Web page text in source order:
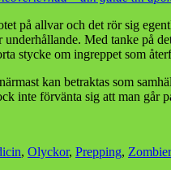
på allvar och det rör sig
Med tanke på
stycke om ingreppet som
kan betraktas som
inte förvänta sig att man
, Olyckor, Prepping, Zombier